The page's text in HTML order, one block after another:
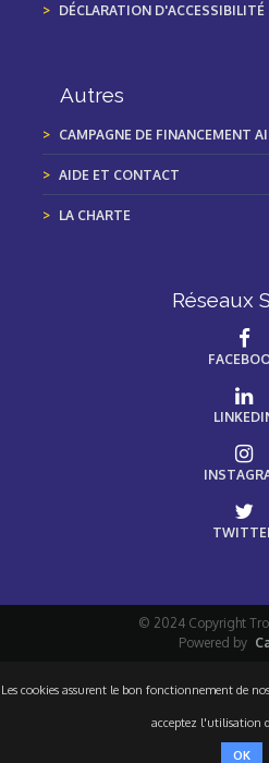
DÉCLARATION D'ACCESSIBILITÉ
Autres
CAMPAGNE DE FINANCEMENT
AIDE ET CONTACT
LA CHARTE
Réseaux
© 2024 Copyright
Powered by
Les cookies assurent le bon fonctionnement de
acceptez l'utilisation
OK